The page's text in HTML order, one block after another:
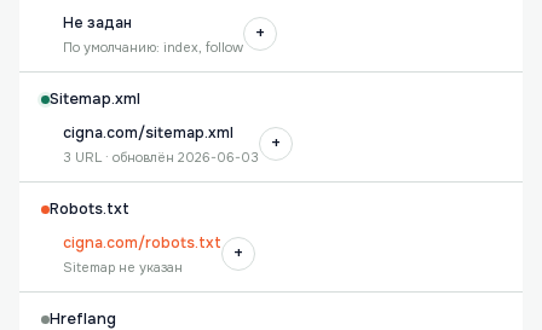
Не задан
По умолчанию: index, follow
+
Sitemap.xml
cigna.com/sitemap.xml
3 URL · обновлён 2026-06-03
+
Robots.txt
cigna.com/robots.txt
Sitemap не указан
+
Hreflang